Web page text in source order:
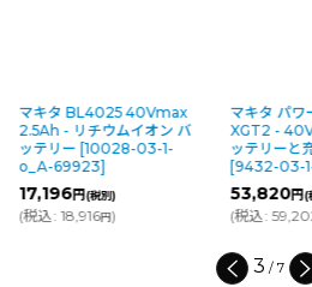
マキタ BL4025 40Vmax
2.5Ah - リチウムイオン バ
ッテリー [10028-03-1-
o_A-69923]
17,196円(税別)
(税込: 18,916円)
マキタ パワ
XGT2 -
ッテリーと
[9432-03-
53,820円(
(税込:
3 / 7